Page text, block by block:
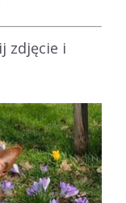
zdjęcie i